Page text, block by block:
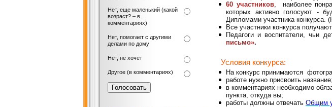
60 участников, наиболее
которых активно голосуют -
Дипломами участника конкурса.
Все участники конкурса получают
Педагоги и воспитатели, чьи
письмо».
Условия конкурса:
На конкурс принимаются
работе нужно присвоить название;
в комментариях необходимо
пункта, откуда вы;
работы должны отвечать Общим
Нет, еще маленький (какой
возраст? – в
комментариях)
Нет, помогает с другими
делами по дому
Нет, не хочет
Другое (в комментариях)